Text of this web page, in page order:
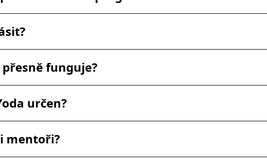
funguje?
určen?
mentoři?